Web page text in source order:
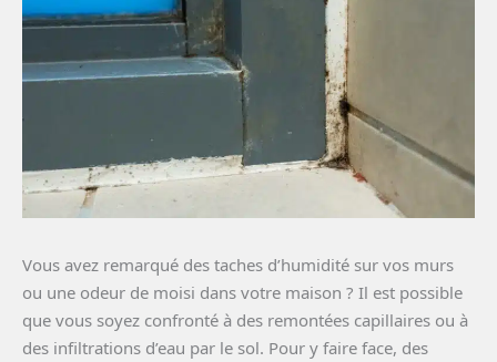
Vous avez remarqué des taches d’humidité sur vos murs
ou une odeur de moisi dans votre maison ? Il est possible
que vous soyez confronté à des remontées capillaires ou à
des infiltrations d’eau par le sol. Pour y faire face, des